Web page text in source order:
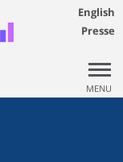
English
Presse
MENU